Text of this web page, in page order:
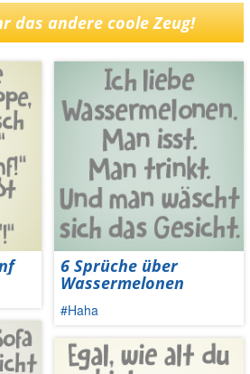
das andere coole Zeug!
6 Sprüche über
Wassermelonen
#Haha